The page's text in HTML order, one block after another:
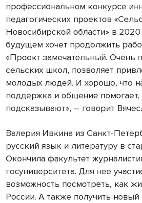
профессиональном конкурсе
педагогических проектов
Новосибирской области» в
будущем хочет продолжить
«Проект замечательный. Очень
сельских школ, позволяет
молодых людей. И хорошо, что
поддержка и общение
подсказывают», – говорит
Валерия Ивкина из Санкт-
русский язык и литературу в
Окончила факультет
госуниверситета. Для нее
возможность посмотреть, как
России. А также получить